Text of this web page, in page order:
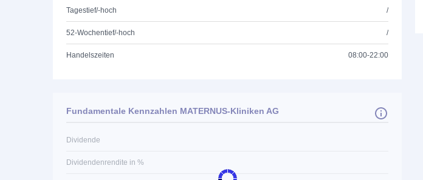
Tagestief/-hoch /
52-Wochentief/-hoch /
Handelszeiten 08:00-22:00
Fundamentale Kennzahlen MATERNUS-Kliniken AG
Dividende
Dividendenrendite in %